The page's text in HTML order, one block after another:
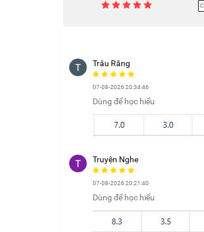
Trâu Răng
07-08-2026 20:34:46
Dùng để học hiểu
Truyện Nghe
07-08-2026 20:21:40
Dùng để học hiểu